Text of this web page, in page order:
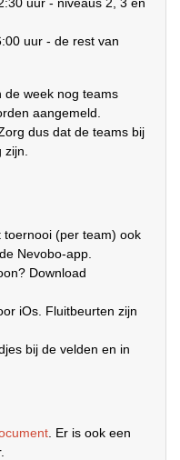
uur - de rest van
de week nog teams
aangemeld.
dus dat de teams bij
toernooi (per team) ook
Nevobo-app.
Download
iOs. Fluitbeurten zijn
bij de velden en in
. Er is ook een